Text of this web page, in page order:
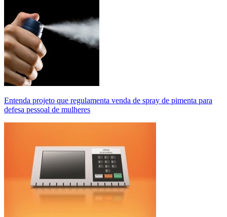
Entenda projeto que regulamenta venda de spray de pimenta para
defesa pessoal de mulheres